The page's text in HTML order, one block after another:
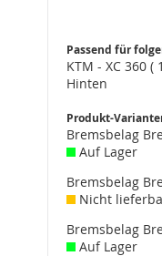
Passend für
KTM - XC 360 (
Hinten
Produkt-
Bremsbelag
Auf Lager
Bremsbelag
Nicht
Bremsbelag
Auf Lager